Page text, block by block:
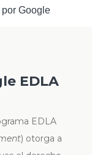
EDLA
EDLA
) otorga a